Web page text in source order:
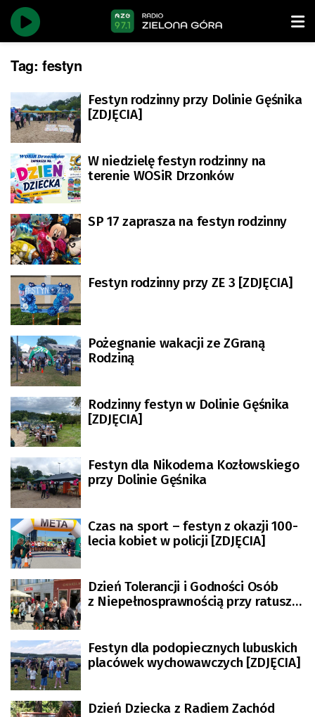
Tag: festyn
Festyn rodzinny przy Dolinie Gęśnika
[ZDJĘCIA]
W niedzielę festyn rodzinny na
terenie WOSiR Drzonków
SP 17 zaprasza na festyn rodzinny
Festyn rodzinny przy ZE 3 [ZDJĘCIA]
Pożegnanie wakacji ze ZGraną
Rodziną
Rodzinny festyn w Dolinie Gęśnika
[ZDJĘCIA]
Festyn dla Nikodema Kozłowskiego
przy Dolinie Gęśnika
Czas na sport – festyn z okazji 100-
lecia kobiet w policji [ZDJĘCIA]
Dzień Tolerancji i Godności Osób
z Niepełnosprawnością przy ratuszu
Festyn dla podopiecznych lubuskich
placówek wychowawczych [ZDJĘCIA]
Dzień Dziecka z Radiem Zachód